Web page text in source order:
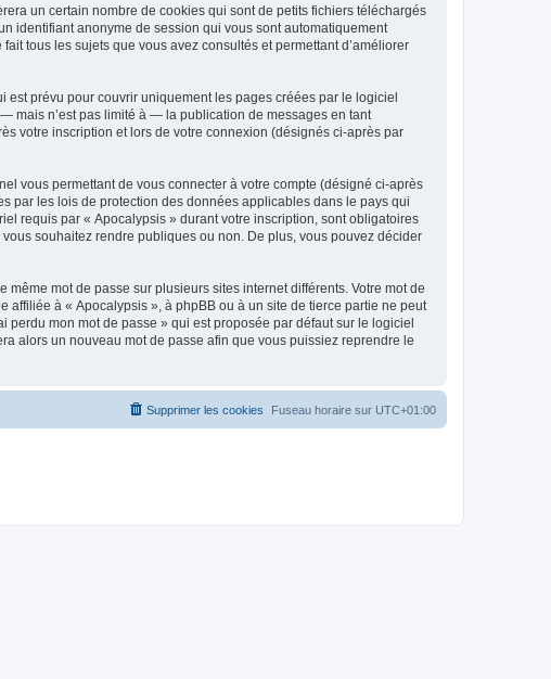
un certain nombre de cookies qui sont de petits fichiers téléchargés
identifiant anonyme de session qui vous sont automatiquement
tous les sujets que vous avez consultés et permettant d’améliorer
prévu pour couvrir uniquement les pages créées par le logiciel
mais n’est pas limité à — la publication de messages en tant
votre inscription et lors de votre connexion (désignés ci-après par
vous permettant de vous connecter à votre compte (désigné ci-après
par les lois de protection des données applicables dans le pays qui
requis par « Apocalypsis » durant votre inscription, sont obligatoires
souhaitez rendre publiques ou non. De plus, vous pouvez décider
mot de passe sur plusieurs sites internet différents. Votre mot de
affiliée à « Apocalypsis », à phpBB ou à un site de tierce partie ne peut
perdu mon mot de passe » qui est proposée par défaut sur le logiciel
alors un nouveau mot de passe afin que vous puissiez reprendre le
Fuseau horaire sur UTC+01:00
Supprimer les cookies